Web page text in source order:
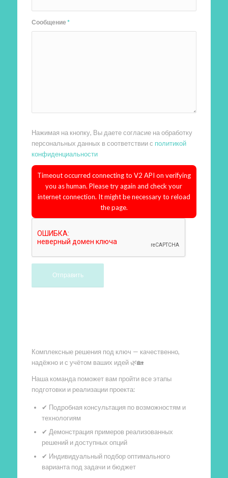
Сообщение*
Нажимая на кнопку, Вы даете согласие на обработку
персональных данных в соответствии с политикой
конфиденциальности
Timeout occurred connecting to V2 API on verifying
you as human. Please try again and check your
internet connection. It might be necessary to reload
the page.
Комплексные решения под ключ — качественно,
надёжно и с учётом ваших идей 🌿🏡
Наша команда поможет вам пройти все этапы
подготовки и реализации проекта:
✔ Подробная консультация по возможностям и
технологиям
✔ Демонстрация примеров реализованных
решений и доступных опций
✔ Индивидуальный подбор оптимального
варианта под задачи и бюджет